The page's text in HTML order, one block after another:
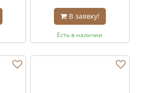
В заявку!
Есть в наличии